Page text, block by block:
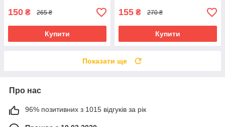
150 ₴ 265 ₴
Купити
155 ₴ 270 ₴
Купити
Показати ще
Про нас
96% позитивних з 1015 відгуків за рік